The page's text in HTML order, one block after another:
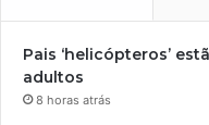
Pais ‘helicópteros’
adultos
8 horas atrás